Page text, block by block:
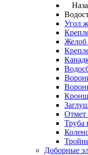
Угол
Желоб
Отмет
Труба
Доборные